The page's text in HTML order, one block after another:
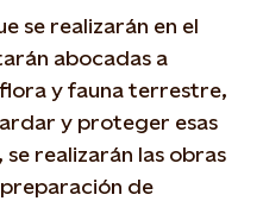
se realizarán en el
abocadas a
y fauna terrestre,
y proteger esas
realizarán las obras
de